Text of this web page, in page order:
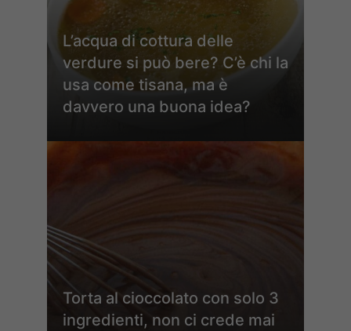
L’acqua di cottura delle
verdure si può bere? C’è chi la
usa come tisana, ma è
davvero una buona idea?
Torta al cioccolato con solo 3
ingredienti, non ci crede mai